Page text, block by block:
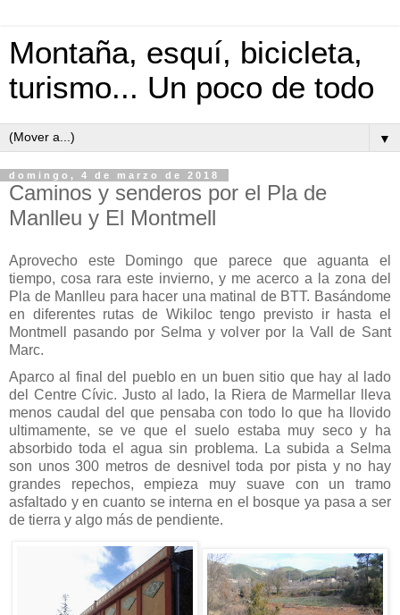
Montaña, esquí, bicicleta,
turismo... Un poco de todo
▼
domingo, 4 de marzo de 2018
Caminos y senderos por el Pla de
Manlleu y El Montmell
Aprovecho este Domingo que parece que aguanta el
tiempo, cosa rara este invierno, y me acerco a la zona del
Pla de Manlleu para hacer una matinal de BTT. Basándome
en diferentes rutas de Wikiloc tengo previsto ir hasta el
Montmell pasando por Selma y volver por la Vall de Sant
Marc.
Aparco al final del pueblo en un buen sitio que hay al lado
del Centre Cívic. Justo al lado, la Riera de Marmellar lleva
menos caudal del que pensaba con todo lo que ha llovido
ultimamente, se ve que el suelo estaba muy seco y ha
absorbido toda el agua sin problema. La subida a Selma
son unos 300 metros de desnivel toda por pista y no hay
grandes repechos, empieza muy suave con un tramo
asfaltado y en cuanto se interna en el bosque ya pasa a ser
de tierra y algo más de pendiente.